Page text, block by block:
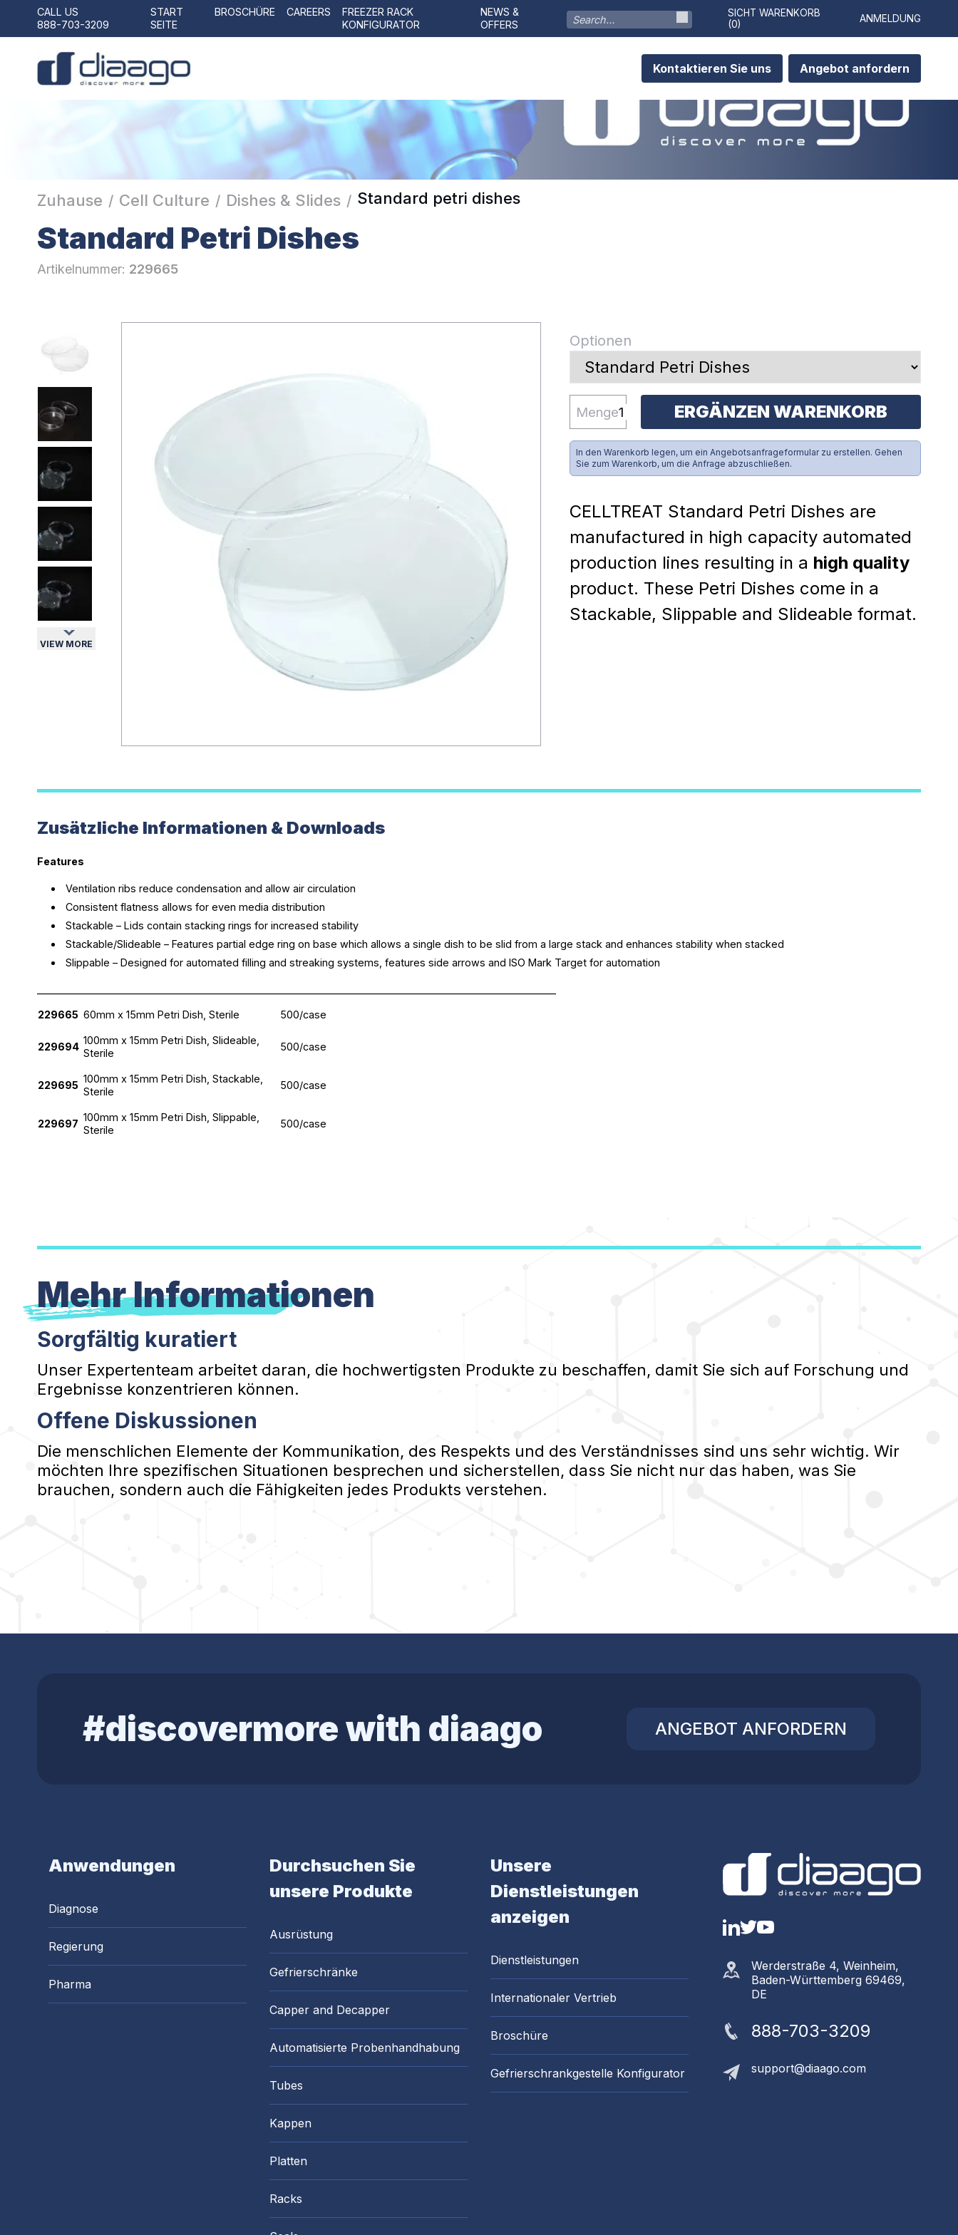
CALL US
888-703-3209
START
SEITE
BROSCHÜRE CAREERS
FREEZER RACK
KONFIGURATOR
NEWS &
OFFERS
SICHT WARENKORB
(0) ANMELDUNG
Kontaktieren Sie uns Angebot anfordern
Zuhause / Cell Culture / Dishes & Slides / Standard petri dishes
Standard Petri Dishes
Artikelnummer: 229665
VIEW MORE
Optionen
Menge ERGÄNZEN WARENKORB
In den Warenkorb legen, um ein Angebotsanfrageformular zu erstellen. Gehen
Sie zum Warenkorb, um die Anfrage abzuschließen.
CELLTREAT Standard Petri Dishes are
manufactured in high capacity automated
production lines resulting in a high quality
product. These Petri Dishes come in a
Stackable, Slippable and Slideable format.
Zusätzliche Informationen & Downloads
Features
Ventilation ribs reduce condensation and allow air circulation
Consistent flatness allows for even media distribution
Stackable – Lids contain stacking rings for increased stability
Stackable/Slideable – Features partial edge ring on base which allows a single dish to be slid from a large stack and enhances stability when stacked
Slippable – Designed for automated filling and streaking systems, features side arrows and ISO Mark Target for automation
229665 60mm x 15mm Petri Dish, Sterile 500/case
229694
100mm x 15mm Petri Dish, Slideable,
Sterile
500/case
229695
100mm x 15mm Petri Dish, Stackable,
Sterile
500/case
229697
100mm x 15mm Petri Dish, Slippable,
Sterile
500/case
Mehr Informationen
Sorgfältig kuratiert
Unser Expertenteam arbeitet daran, die hochwertigsten Produkte zu beschaffen, damit Sie sich auf Forschung und
Ergebnisse konzentrieren können.
Offene Diskussionen
Die menschlichen Elemente der Kommunikation, des Respekts und des Verständnisses sind uns sehr wichtig. Wir
möchten Ihre spezifischen Situationen besprechen und sicherstellen, dass Sie nicht nur das haben, was Sie
brauchen, sondern auch die Fähigkeiten jedes Produkts verstehen.
#discovermore with diaago ANGEBOT ANFORDERN
Anwendungen
Diagnose
Regierung
Pharma
Durchsuchen Sie
unsere Produkte
Ausrüstung
Gefrierschränke
Capper and Decapper
Automatisierte Probenhandhabung
Tubes
Kappen
Platten
Racks
Unsere
Dienstleistungen
anzeigen
Dienstleistungen
Internationaler Vertrieb
Broschüre
Gefrierschrankgestelle Konfigurator
LinkedIn
Twitter
YouTube
Werderstraße 4, Weinheim,
Baden-Württemberg 69469,
DE
888-703-3209
support@diaago.com